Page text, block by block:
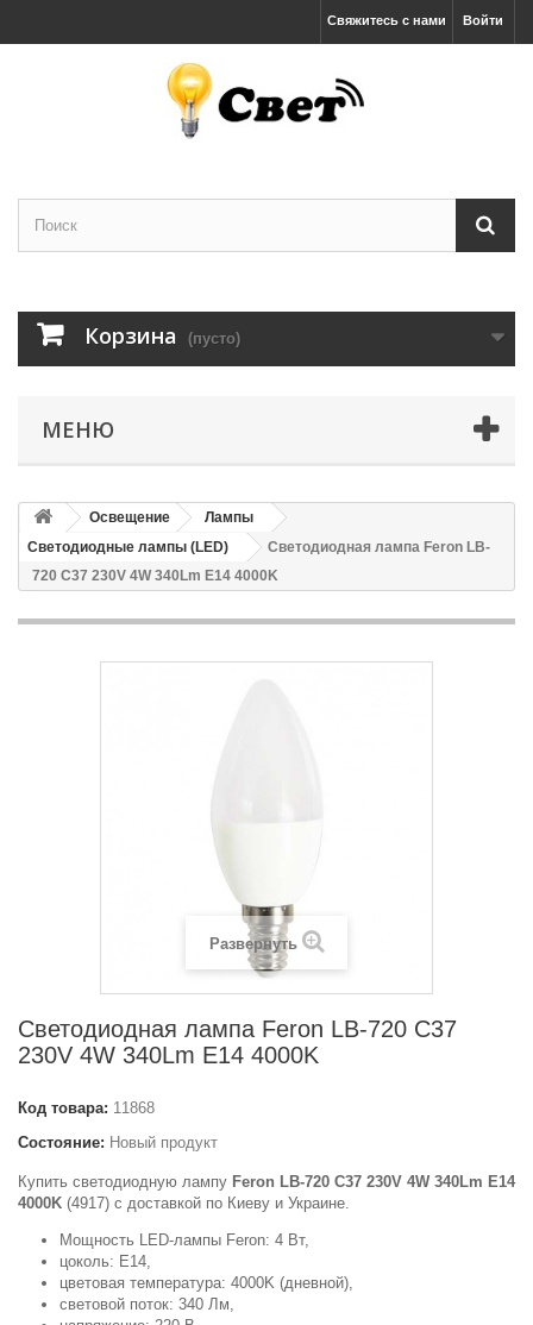
Войти
Свяжитесь с нами
Корзина (пусто)
МЕНЮ
Освещение
Лампы
Светодиодные лампы (LED)
Светодиодная лампа Feron LB-
720 C37 230V 4W 340Lm E14 4000K
Развернуть
Светодиодная лампа Feron LB-720 C37
230V 4W 340Lm E14 4000K
Код товара: 11868
Состояние: Новый продукт
Купить светодиодную лампу Feron LB-720 C37 230V 4W 340Lm E14
4000K (4917) с доставкой по Киеву и Украине.
Мощность LED-лампы Feron: 4 Вт,
цоколь: Е14,
цветовая температура: 4000K (дневной),
световой поток: 340 Лм,